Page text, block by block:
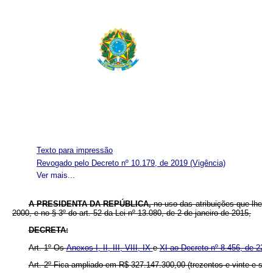
Texto para impressão
Ver mais...
Revogado pelo Decreto nº 10.179, de 2019 (Vigência)
APRESIDENTA DA REPÚBLICA,no uso das atribuições que
2000, e no § 3º do art. 52 da Lei nº 13.080, de 2 de janeiro de 2015,
DECRETA:
Art. 1º OsAnexos I,II,III,VIII,IXeXI ao Decreto nº 8.456, de
Art. 2º Fica ampliado em R$ 327.147.300,00 (trezentos e vinte